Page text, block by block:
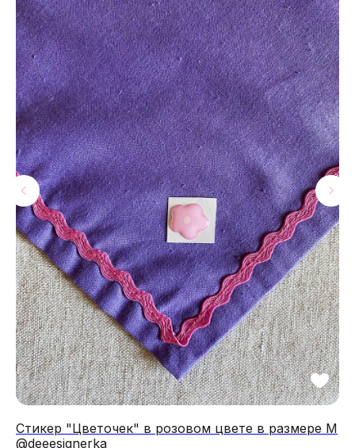
Стикер "Цветочек" в розовом цвете в размере M
@deeesignerka
МАГАЗИНЫ
Потрогать, примерить,
ВЛЮБИТЬСЯ И КУПИТЬ
наш бренд вы можете по адресу